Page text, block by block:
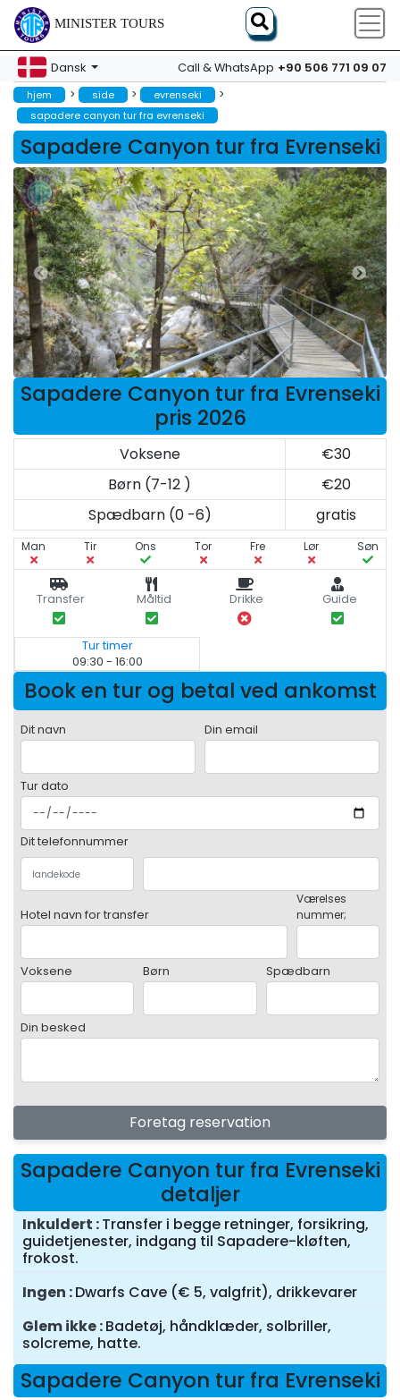
MINISTER TOURS
Dansk Call & WhatsApp +90 506 771 09 07
hjem > side > evrenseki >
sapadere canyon tur fra evrenseki
Sapadere Canyon tur fra Evrenseki
Sapadere Canyon tur fra Evrenseki
pris 2026
Voksene
€30
Børn (7-12 )
€20
Spædbarn (0 -6)
gratis
Man Tir Ons Tor Fre Lør Søn
Transfer Måltid Drikke Guide
Tur timer
09:30 - 16:00
Book en tur og betal ved ankomst
Dit navn Din email
Tur dato
Dit telefonnummer
Hotel navn for transfer
Værelses
nummer;
Voksene Børn Spædbarn
Din besked
Foretag reservation
Sapadere Canyon tur fra Evrenseki
detaljer
Inkuldert Transfer i begge retninger, forsikring,
guidetjenester, indgang til Sapadere-kløften,
frokost.
Ingen Dwarfs Cave (€ 5, valgfrit), drikkevarer
Glem ikke Badetøj, håndklæder, solbriller,
solcreme, hatte.
Sapadere Canyon tur fra Evrenseki